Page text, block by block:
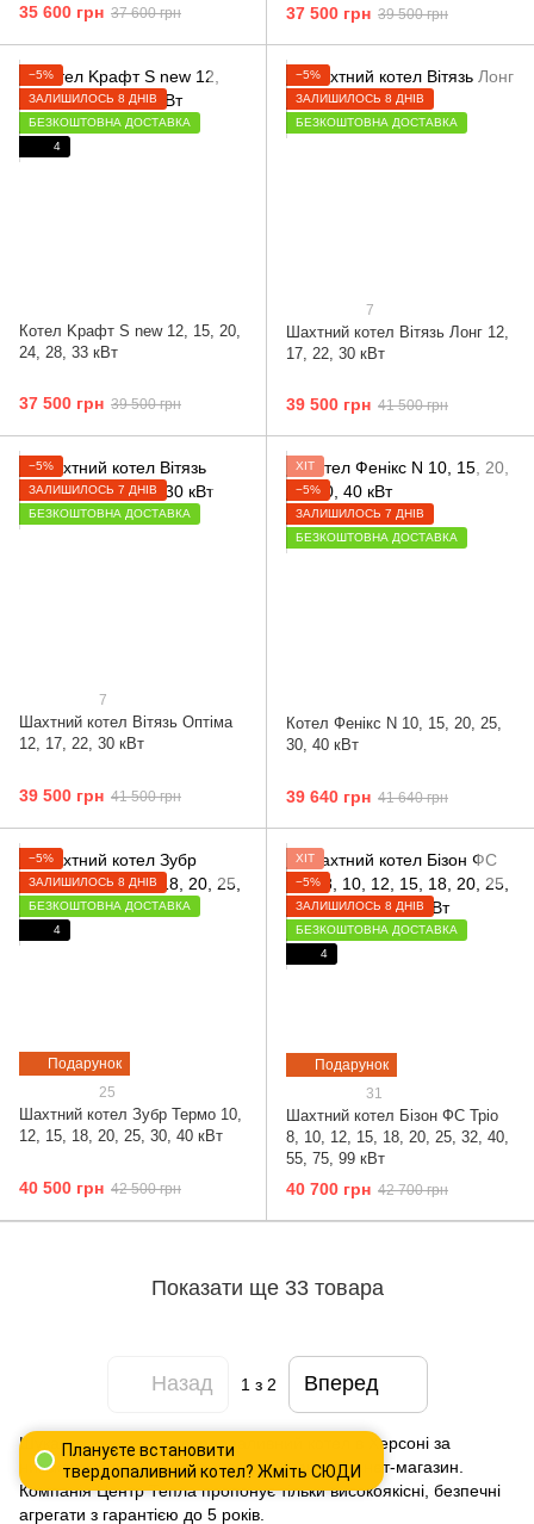
35 600 грн 37 600 грн 37 500 грн 39 500 грн
−5%
ЗАЛИШИЛОСЬ 8 ДНІВ
БЕЗКОШТОВНА ДОСТАВКА
4
Котел Kрафт S new 12, 15, 20,
24, 28, 33 кВт
37 500 грн 39 500 грн
−5%
ЗАЛИШИЛОСЬ 8 ДНІВ
БЕЗКОШТОВНА ДОСТАВКА
7
Шахтний котел Вітязь Лонг 12,
17, 22, 30 кВт
39 500 грн 41 500 грн
−5%
ЗАЛИШИЛОСЬ 7 ДНІВ
БЕЗКОШТОВНА ДОСТАВКА
7
Шахтний котел Вітязь Оптіма
12, 17, 22, 30 кВт
39 500 грн 41 500 грн
ХІТ
−5%
ЗАЛИШИЛОСЬ 7 ДНІВ
БЕЗКОШТОВНА ДОСТАВКА
Котел Фенікс N 10, 15, 20, 25,
30, 40 кВт
39 640 грн 41 640 грн
Подарунок
−5%
ЗАЛИШИЛОСЬ 8 ДНІВ
БЕЗКОШТОВНА ДОСТАВКА
4
25
Шахтний котел Зубр Термо 10,
12, 15, 18, 20, 25, 30, 40 кВт
40 500 грн 42 500 грн
Подарунок
ХІТ
−5%
ЗАЛИШИЛОСЬ 8 ДНІВ
БЕЗКОШТОВНА ДОСТАВКА
4
31
Шахтний котел Бізон ФС Тріо
8, 10, 12, 15, 18, 20, 25, 32, 40,
55, 75, 99 кВт
40 700 грн 42 700 грн
Показати ще 33 товара
Назад 1 з 2 Вперед
Плануєте встановити
твердопаливний котел? Жміть СЮДИ
Шукаєте, де купити твердопаливний котел в Херсоні за
низькою ціною? Зверніть увагу на наш інтернет-магазин.
Компанія Центр Тепла пропонує тільки високоякісні, безпечні
агрегати з гарантією до 5 років.